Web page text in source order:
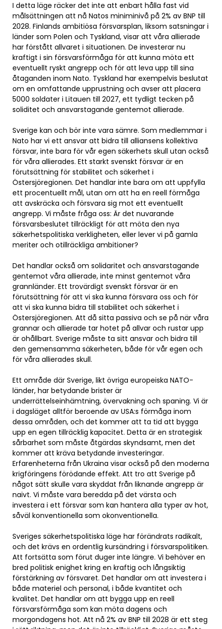
I detta läge räcker det inte att enbart hålla fast vid
målsättningen att nå Natos miniminivå på 2% av BNP till
2028. Finlands ambitiösa försvarsplan, liksom satsningar i
länder som Polen och Tyskland, visar att våra allierade
har förstått allvaret i situationen. De investerar nu
kraftigt i sin försvarsförmåga för att kunna möta ett
eventuellt ryskt angrepp och för att leva upp till sina
åtaganden inom Nato. Tyskland har exempelvis beslutat
om en omfattande upprustning och avser att placera
5000 soldater i Litauen till 2027, ett tydligt tecken på
soliditet och ansvarstagande gentemot allierade.
Sverige kan och bör inte vara sämre. Som medlemmar i
Nato har vi ett ansvar att bidra till alliansens kollektiva
försvar, inte bara för vår egen säkerhets skull utan också
för våra allierades. Ett starkt svenskt försvar är en
förutsättning för stabilitet och säkerhet i
Östersjöregionen. Det handlar inte bara om att uppfylla
ett procentuellt mål, utan om att ha en reell förmåga
att avskräcka och försvara sig mot ett eventuellt
angrepp. Vi måste fråga oss: Är det nuvarande
försvarsbeslutet tillräckligt för att möta den nya
säkerhetspolitiska verkligheten, eller lever vi på gamla
meriter och otillräckliga ambitioner?
Det handlar också om solidaritet och ansvarstagande
gentemot våra allierade, inte minst gentemot våra
grannländer. Ett trovärdigt svenskt försvar är en
förutsättning för att vi ska kunna försvara oss och för
att vi ska kunna bidra till stabilitet och säkerhet i
Östersjöregionen. Att då sitta passiva och se på när våra
grannar och allierade tar hotet på allvar och rustar upp
är ohållbart. Sverige måste ta sitt ansvar och bidra till
den gemensamma säkerheten, både för vår egen och
för våra allierades skull.
Ett område där Sverige, likt övriga europeiska NATO-
länder, har betydande brister är
underrättelseinhämtning, övervakning och spaning. Vi är
i dagsläget alltför beroende av USA:s förmåga inom
dessa områden, och det kommer att ta tid att bygga
upp en egen tillräcklig kapacitet. Detta är en strategisk
sårbarhet som måste åtgärdas skyndsamt, men det
kommer att kräva betydande investeringar.
Erfarenheterna från Ukraina visar också på den moderna
krigföringens förödande effekt. Att tro att Sverige på
något sätt skulle vara skyddat från liknande angrepp är
naivt. Vi måste vara beredda på det värsta och
investera i ett försvar som kan hantera alla typer av hot,
såväl konventionella som okonventionella.
Sveriges säkerhetspolitiska läge har förändrats radikalt,
och det krävs en ordentlig kursändring i försvarspolitiken.
Att fortsätta som förut duger inte längre. Vi behöver en
bred politisk enighet kring en kraftig och långsiktig
förstärkning av försvaret. Det handlar om att investera i
både materiel och personal, i både kvantitet och
kvalitet. Det handlar om att bygga upp en reell
försvarsförmåga som kan möta dagens och
morgondagens hot. Att nå 2% av BNP till 2028 är ett steg